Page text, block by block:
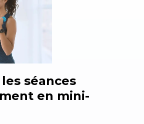
séances
en mini-